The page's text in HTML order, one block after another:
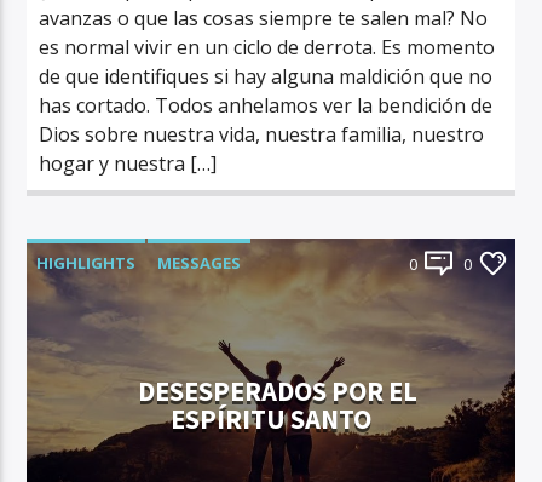
avanzas o que las cosas siempre te salen mal? No
es normal vivir en un ciclo de derrota. Es momento
de que identifiques si hay alguna maldición que no
has cortado. Todos anhelamos ver la bendición de
Dios sobre nuestra vida, nuestra familia, nuestro
hogar y nuestra […]
HIGHLIGHTS MESSAGES 0 0
DESESPERADOS POR EL
ESPÍRITU SANTO